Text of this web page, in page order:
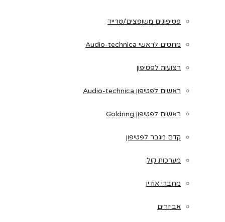
פטיפונים משופצים/טרייד
מחטים לראשי Audio-technica
רצועות לפטיפון
ראשים לפטיפון Audio-technica
ראשים לפטיפון Goldring
קדם מגבר לפטיפון
מערכות קול
מחברי אודיו
אביזרים